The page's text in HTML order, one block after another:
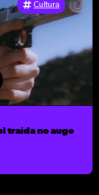
Cultura
traída no auge